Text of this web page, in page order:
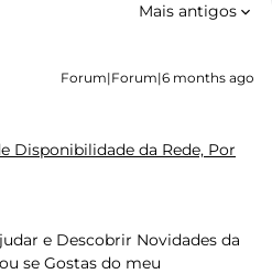
Mais antigos
Forum|Forum|6 months ago
Disponibilidade da Rede, Por
e Descobrir Novidades da
se Gostas do meu